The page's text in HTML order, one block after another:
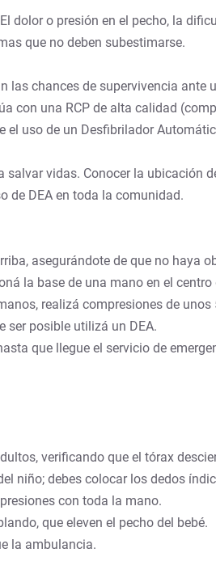
dolor o presión en el pecho, la
que no deben subestimarse.
las chances de supervivencia
con una RCP de alta calidad
uso de un Desfibrilador
vidas. Conocer la ubicación
de DEA en toda la comunidad.
asegurándote de que no haya
la base de una mano en el
realizá compresiones de
ser posible utilizá un DEA.
que llegue el servicio de
verificando que el tórax
niño; debes colocar los dedos
con toda la mano.
que eleven el pecho del bebé.
la ambulancia.